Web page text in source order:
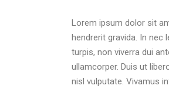
Lorem ipsum dolor sit
hendrerit gravida. In nec
turpis, non viverra dui
ullamcorper. Duis ut
nisl vulputate. Vivamus